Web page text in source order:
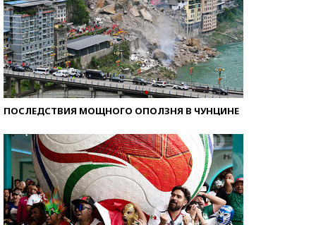
ПОСЛЕДСТВИЯ МОЩНОГО ОПОЛЗНЯ В ЧУНЦИНЕ